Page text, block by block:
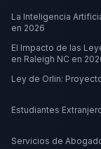
La Inteligencia
en 2026
El Impacto de las
en Raleigh NC en
Ley de Orlin:
Estudiantes
Servicios de